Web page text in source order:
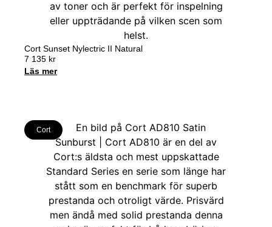
Cort Sunset Nylectric II Natural
7 135 kr
Läs mer
Cort